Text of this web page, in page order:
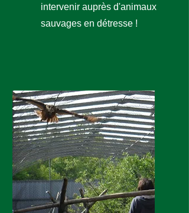
intervenir auprès d'animaux
sauvages en détresse !